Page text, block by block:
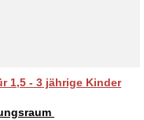
1,5 - 3 jährige Kinder